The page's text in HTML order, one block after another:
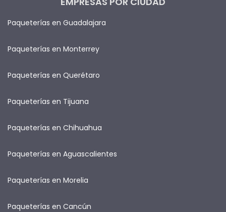
Paqueterías en Guadalajara
Paqueterías en Monterrey
Paqueterías en Querétaro
Paqueterías en Tijuana
Paqueterías en Chihuahua
Paqueterías en Aguascalientes
Paqueterías en Morelia
Paqueterías en Cancún